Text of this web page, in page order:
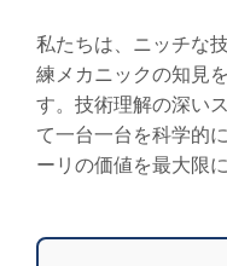
私たちは、ニッチな
練メカニックの知見
す。技術理解の深い
て一台一台を科学的
ーリの価値を最大限